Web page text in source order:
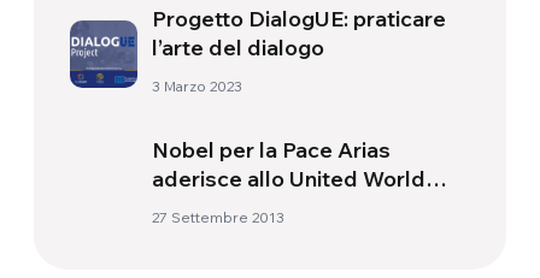
Progetto DialogUE: praticare
l’arte del dialogo
3 Marzo 2023
Nobel per la Pace Arias
aderisce allo United World
Project
27 Settembre 2013